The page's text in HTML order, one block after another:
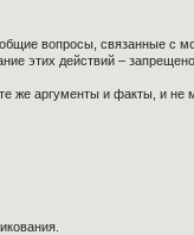
вопросы, связанные с
этих действий –
же аргументы и факты, и не